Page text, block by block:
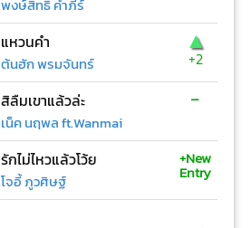
พงษ์สิทธิ์ คำภีร์
แหวนคำ
ต้นฮัก พรมจันทร์
▲
+2
สิลืมเขาแล้วล่ะ
เน็ค นฤพล ft.Wanmai
-
รักไม่ไหวแล้วโว้ย
โจอี้ ภูวศิษฐ์
+New
Entry